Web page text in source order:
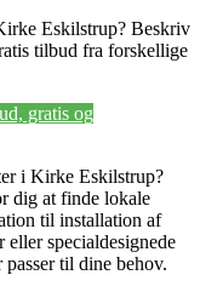
Eskilstrup? Beskriv
tilbud fra forskellige
gratis og
i Kirke Eskilstrup?
dig at finde lokale
til installation af
specialdesignede
til dine behov.